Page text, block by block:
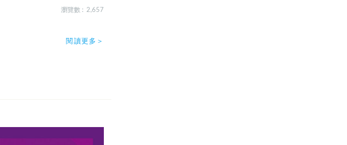
瀏覽數 : 2,657
閱讀更多＞